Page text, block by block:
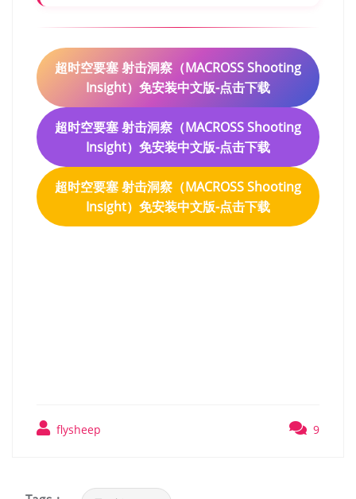
超时空要塞 射击洞察（MACROSS Shooting
Insight）免安装中文版-点击下载
超时空要塞 射击洞察（MACROSS Shooting
Insight）免安装中文版-点击下载
超时空要塞 射击洞察（MACROSS Shooting
Insight）免安装中文版-点击下载
flysheep 9